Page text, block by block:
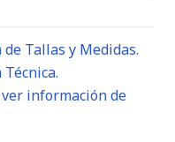
Tallas y Medidas.
información de